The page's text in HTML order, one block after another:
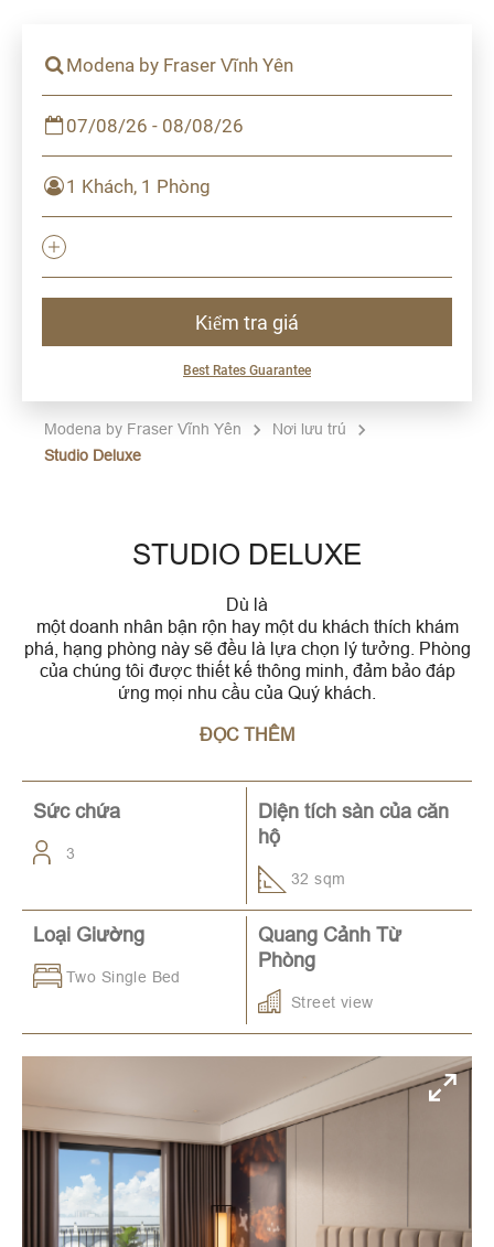
Modena by Fraser Vĩnh Yên
07/08/26 - 08/08/26
1 Khách, 1 Phòng
Kiểm tra giá
Best Rates Guarantee
Modena by Fraser Vĩnh Yên
Nơi lưu trú
Studio Deluxe
STUDIO DELUXE
Dù là
một doanh nhân bận rộn hay một du khách thích khám
phá, hạng phòng này sẽ đều là lựa chọn lý tưởng. Phòng
của chúng tôi được thiết kế thông minh, đảm bảo đáp
ứng mọi nhu cầu của Quý khách.
ĐỌC THÊM
Sức chứa
3
Diện tích sàn của căn
hộ
32 sqm
Loại Giường
Two Single Bed
Quang Cảnh Từ
Phòng
Street view